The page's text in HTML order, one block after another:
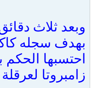
وبعد ثلاث
بهدف سجله
احتسبها الحكم
زامبروتا